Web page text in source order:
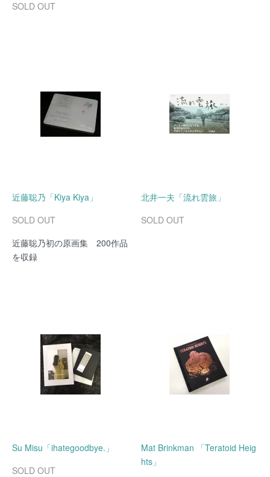
SOLD OUT
近藤聡乃「Kiya Kiya」
SOLD OUT
近藤聡乃初の原画集 200作品
を収録
北井一夫「流れ雲旅」
SOLD OUT
Su Misu「ihategoodbye.」
SOLD OUT
Mat Brinkman 「Teratoid Heig
hts」